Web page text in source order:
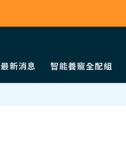
最新消息
智能養寵全配組